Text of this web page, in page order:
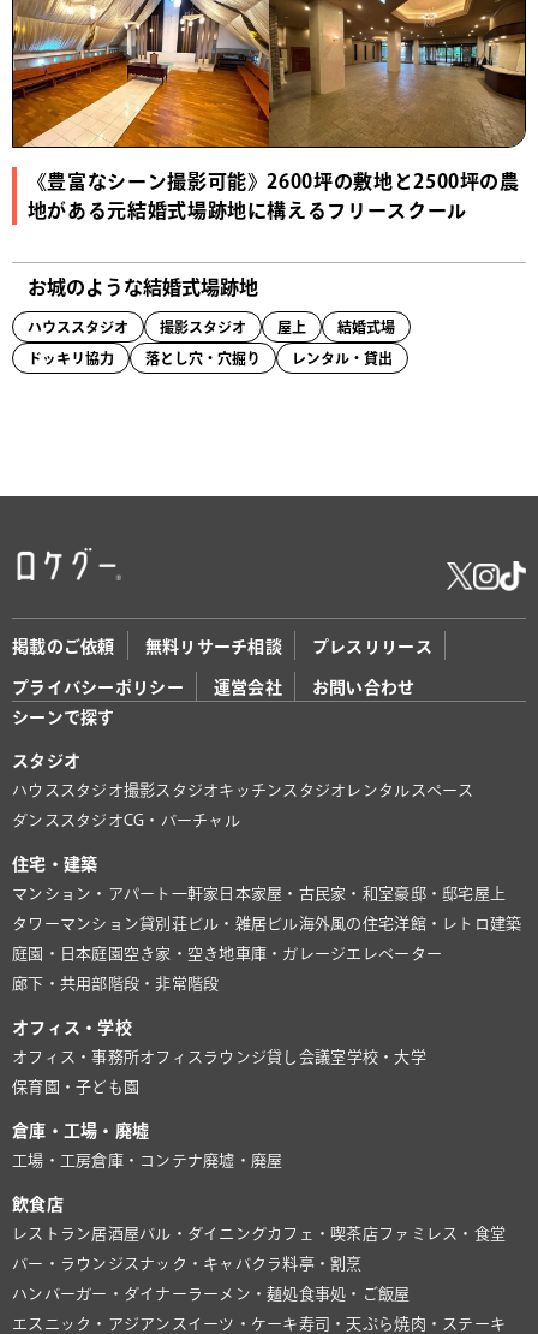
《豊富なシーン撮影可能》2600坪の敷地と2500坪の農
地がある元結婚式場跡地に構えるフリースクール
お城のような結婚式場跡地
ハウススタジオ 撮影スタジオ 屋上 結婚式場
ドッキリ協力 落とし穴・穴掘り レンタル・貸出
掲載のご依頼 無料リサーチ相談 プレスリリース
プライバシーポリシー 運営会社
お問い合わせ
シーンで探す
スタジオ
ハウススタジオ撮影スタジオキッチンスタジオ レンタルスペース
ダンススタジオCG・バーチャル
住宅・建築
マンション・アパート 一軒家 日本家屋・古民家・和室豪邸・邸宅屋上
タワーマンション貸別荘ビル・雑居ビル海外風の住宅洋館・レトロ建築
庭園・日本庭園 空き家・空き地 車庫・ガレージ エレベーター
廊下・共用部 階段・非常階段
オフィス・学校
オフィス・事務所オフィスラウンジ貸し会議室学校・大学
保育園・子ども園
倉庫・工場・廃墟
工場・工房倉庫・コンテナ廃墟・廃屋
飲食店
レストラン居酒屋バル・ダイニングカフェ・喫茶店ファミレス・食堂
バー・ラウンジ スナック・キャバクラ料亭・割烹
ハンバーガー・ダイナーラーメン・麺処食事処・ご飯屋
エスニック・アジアン スイーツ・ケーキ寿司・天ぷら焼肉・ステーキ